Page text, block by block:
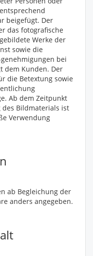
beigefügt. Der
das fotografische
Werke der
sowie die
bei
dem Kunden. Der
die Betextung sowie
Ab dem Zeitpunkt
Bildmaterials ist
Verwendung
ab Begleichung der
anders angegeben.